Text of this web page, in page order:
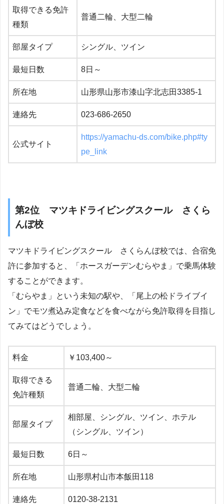
取得できる免許
種類
普通二輪、大型二輪
部屋タイプ シングル、ツイン
最短日数 8日～
所在地 山形県山形市漆山字北志田3385-1
連絡先 023-686-2650
公式サイト
https://yamachu-ds.com/bike.php#ty
pe_link
第2位 マツキドライビングスクール さくら
んぼ校
マツキドライビングスクール さくらんぼ校では、合宿免
許に参加すると、「ホースガーデンむらやま」で乗馬体験
することができます。
「むらやま」という未知の駅や、「尾上の松ドライブイ
ン」でモツ煮込み定食などを食べながら免許取得を目指し
てみてはどうでしょう。
料金 ￥103,400～
取得できる
免許種類
普通二輪、大型二輪
部屋タイプ
相部屋、シングル、ツイン、ホテル
（シングル、ツイン）
最短日数 6日～
所在地 山形県村山市本飯田118
連絡先 0120-38-2131